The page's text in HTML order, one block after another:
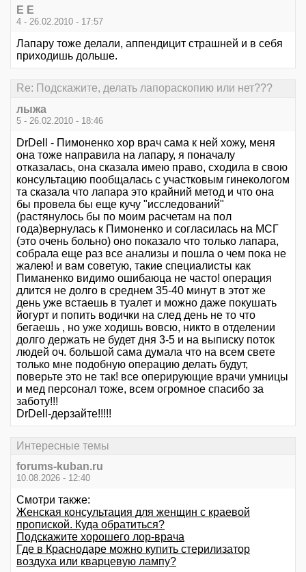
Е Е
4 - 26.02.2010 - 17:57
Лапару тоже делали, аппендицит страшней и в себя
приходишь дольше.
Re: Подскажите, делать лапораскопию или нет???
лыжа
5 - 26.02.2010 - 18:46
DrDell - Пимоненко хор врач сама к ней хожу, меня
она тоже направила на лапару, я поначалу
отказалась, она сказала имею право, сходила в свою
консультацию пообщалась с участковым гинекологом
та сказала что лапара это крайний метод и что она
бы провела бы еще кучу "исследований"
(растянулось бы по моим расчетам на пол
года)вернулась к Пимоненко и согласилась на МСГ
(это очень больно) оно показало что только лапара,
собрала еще раз все анализы и пошла о чем пока не
жалею! и вам советую, такие специалисты как
Пиманенко видимо ошибаюца не часто! операция
длится не долго в среднем 35-40 минут в этот же
день уже встаешь в туалет и можно даже покушать
йогурт и попить водички на след день не то что
бегаешь , но уже ходишь вовсю, никто в отделении
долго держать не будет дня 3-5 и на выписку поток
людей оч. большой сама думала что на всем свете
только мне подобную операцию делать будут,
поверьте это не так! все оперирующие врачи умницы
и мед персонал тоже, всем огромное спасибо за
заботу!!!
DrDell-дерзайте!!!!!
Интересные темы
forums-kuban.ru
10.08.2026 - 12:40
Смотри также:
Женская консультация для женщин с краевой
пропиской. Куда обратиться?
Подскажите хорошего лор-врача
Где в Краснодаре можно купить стерилизатор
воздуха или кварцевую лампу?